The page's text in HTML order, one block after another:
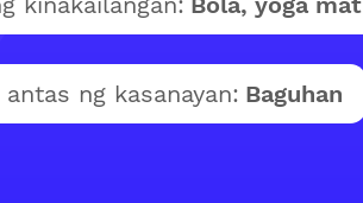
ng kasanayan: Baguhan